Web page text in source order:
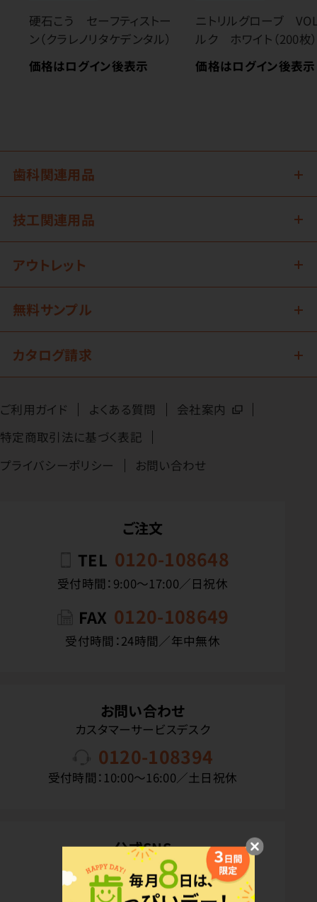
硬石こう セーフティストー
ン（クラレノリタケデンタル）
価格はログイン後表示
ニトリルグローブ
ルク ホワイト（200枚
価格はログイン後表示
歯科関連用品
技工関連用品
アウトレット
無料サンプル
カタログ請求
ご利用ガイド よくある質問
会社案内
特定商取引法に基づく表記
プライバシーポリシー
お問い合わせ
ご注文
TEL 0120-108648
受付時間：9:00〜17:00／日祝休
FAX 0120-108649
受付時間：24時間／年中無休
お問い合わせ
カスタマーサービスデスク
0120-108394
受付時間：10:00〜16:00／土日祝休
公式SNS